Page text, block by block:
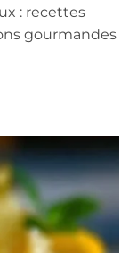
: recettes
gourmandes